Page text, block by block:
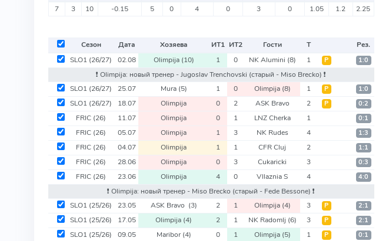
7 3 10 -0.15 5 0 4 0 3 0 1.05 1.2 2.25
Сезон Дата Хозяева ИТ1 ИТ2 Гости Т
Рез.
SLO1 (26/27) 02.08 Olimpija (10) 1 0 NK Alumini (8) 1 Р 1:0
❗️ Olimpija: новый тренер - Jugoslav Trenchovski (старый - Miso Brecko) ❗️
SLO1 (26/27) 25.07 Mura (5) 1 0 Olimpija (8) 1 Р 1:0
SLO1 (26/27) 18.07 Olimpija 0 2 ASK Bravo 2 Р 0:2
FRIC (26) 11.07 Olimpija 0 1 LNZ Cherka 1 0:1
FRIC (26) 05.07 Olimpija 1 3 NK Rudes 4 1:3
FRIC (26) 04.07 Olimpija 1 1 CFR Cluj 2 1:1
FRIC (26) 28.06 Olimpija 0 3 Cukaricki 3 0:3
FRIC (26) 23.06 Olimpija 4 0 Vllaznia S 4 4:0
❗️ Olimpija: новый тренер - Miso Brecko (старый - Fede Bessone) ❗️
SLO1 (25/26) 23.05 ASK Bravo (3) 2 1 Olimpija (4) 3 Р 2:1
SLO1 (25/26) 17.05 Olimpija (4) 2 1 NK Radomlj (6) 3 Р 2:1
SLO1 (25/26) 09.05 Maribor(4) 0 1 Olimpija (5) 1 Р 0:1